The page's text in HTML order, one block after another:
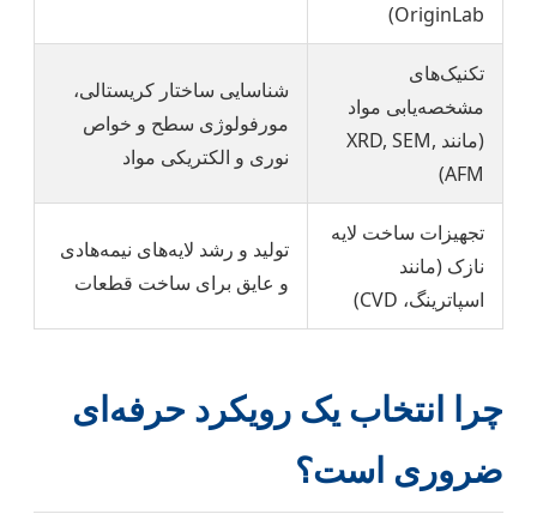
OriginLab)
تکنیک‌های
مشخصه‌یابی مواد
(مانند XRD, SEM,
AFM)
شناسایی ساختار کریستالی،
مورفولوژی سطح و خواص
نوری و الکتریکی مواد
تجهیزات ساخت لایه
نازک (مانند
اسپاترینگ، CVD)
تولید و رشد لایه‌های نیمه‌هادی
و عایق برای ساخت قطعات
چرا انتخاب یک رویکرد حرفه‌ای
ضروری است؟